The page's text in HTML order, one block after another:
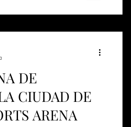
DE
CIUDAD DE
ARENA